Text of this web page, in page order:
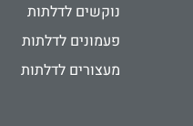
נוקשים לדלתות
פעמונים לדלתות
מעצורים לדלתות